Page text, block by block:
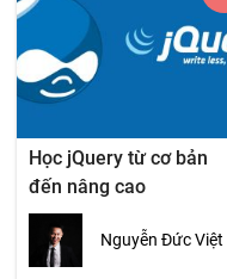
Học jQuery từ cơ bản
đến nâng cao
Nguyễn Đức Việt